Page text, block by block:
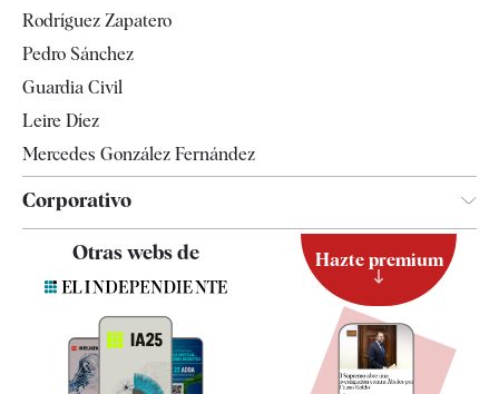
Televisión
Rodríguez Zapatero
Pedro Sánchez
Guardia Civil
Leire Díez
Mercedes González Fernández
Corporativo
Contacto
Quiénes somos
Otras webs de Hazte premium